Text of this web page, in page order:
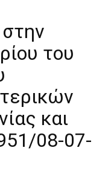
του
και
08-07-